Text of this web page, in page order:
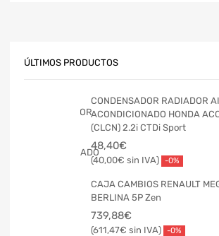
ÚLTIMOS PRODUCTOS
CONDENSADOR RADIADOR
ACONDICIONADO HONDA
(CLCN) 2.2i CTDi Sport
48,40€
40,00€ -0%
CAJA CAMBIOS RENAULT
BERLINA 5P Zen
739,88€
611,47€ -0%